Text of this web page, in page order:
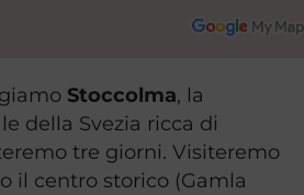
Stoccolma, la
della Svezia ricca di
tre giorni. Visiteremo
il centro storico (Gamla